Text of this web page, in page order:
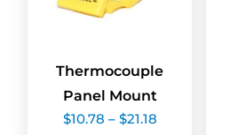
Thermocouple
Panel Mount
$10.78 – $21.18Price
range: